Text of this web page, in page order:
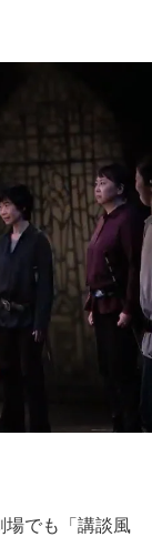
場でも「講談風